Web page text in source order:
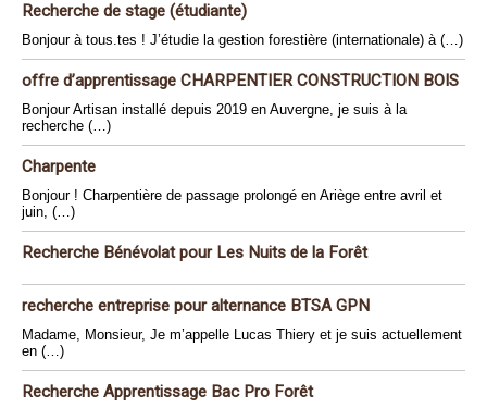
Recherche de stage (étudiante)
Bonjour à tous.tes ! J’étudie la gestion forestière (internationale) à (…)
offre d’apprentissage CHARPENTIER CONSTRUCTION BOIS
Bonjour Artisan installé depuis 2019 en Auvergne, je suis à la
recherche (…)
Charpente
Bonjour ! Charpentière de passage prolongé en Ariège entre avril et
juin, (…)
Recherche Bénévolat pour Les Nuits de la Forêt
recherche entreprise pour alternance BTSA GPN
Madame, Monsieur, Je m’appelle Lucas Thiery et je suis actuellement
en (…)
Recherche Apprentissage Bac Pro Forêt